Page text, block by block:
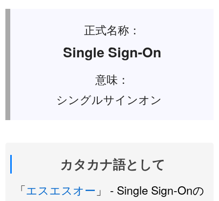
正式名称：
Single Sign-On
意味：
シングルサインオン
カタカナ語として
「エスエスオー 」 - Single Sign-Onの